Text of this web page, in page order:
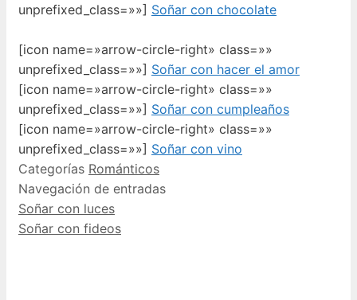
unprefixed_class=»»] Soñar con chocolate
[icon name=»arrow-circle-right» class=»»
unprefixed_class=»»] Soñar con hacer el amor
[icon name=»arrow-circle-right» class=»»
unprefixed_class=»»] Soñar con cumpleaños
[icon name=»arrow-circle-right» class=»»
unprefixed_class=»»] Soñar con vino
Categorías Románticos
Navegación de entradas
Soñar con luces
Soñar con fideos